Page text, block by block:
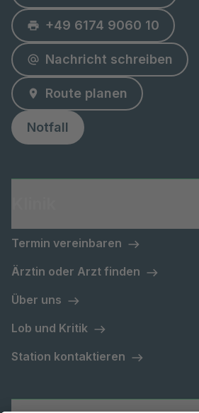
+49 6174 9060 10
Nachricht schreiben
Route planen
Notfall
Termin vereinbaren
Ärztin oder Arzt finden
Über uns
Lob und Kritik
Station kontaktieren